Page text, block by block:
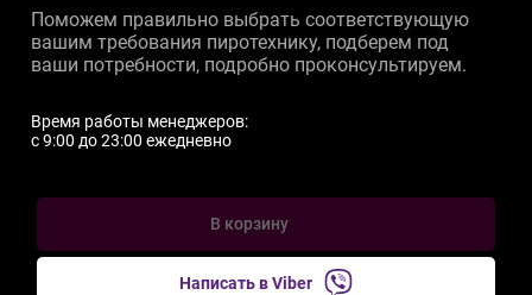
Поможем правильно выбрать соответствующую
вашим требования пиротехнику, подберем под
ваши потребности, подробно проконсультируем.
Время работы менеджеров:
c 9:00 до 23:00 ежедневно
В корзину
Написать в Viber